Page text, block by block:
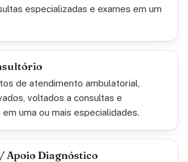
especializadas e exames em um
de atendimento ambulatorial,
voltados a consultas e
uma ou mais especialidades.
Apoio Diagnóstico